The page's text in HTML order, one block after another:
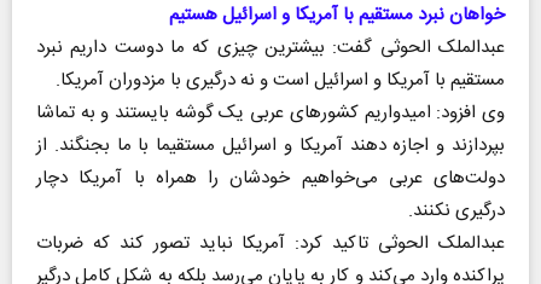
خواهان نبرد مستقیم با آمریکا و اسرائیل هستیم
عبدالملک الحوثی گفت: بیشترین چیزی که ما دوست داریم نبرد
مستقیم با آمریکا و اسرائیل است و نه درگیری با مزدوران آمریکا.
وی افزود: امیدواریم کشور‌های عربی یک گوشه بایستند و به تماشا
بپردازند و اجازه دهند آمریکا و اسرائیل مستقیما با ما بجنگند. از
دولت‌های عربی می‌خواهیم خودشان را همراه با آمریکا دچار
درگیری نکنند.
عبدالملک الحوثی تاکید کرد: آمریکا نباید تصور کند که ضربات
پراکنده وارد می‌کند و کار به پایان می‌رسد بلکه به شکل کامل درگیر